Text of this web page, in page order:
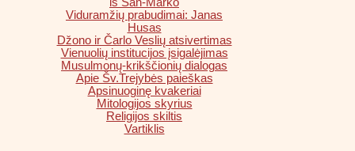
Viduramžių prabudimai: Janas
Husas
Džono ir Čarlo Veslių atsivertimas
Vienuolių institucijos įsigalėjimas
Musulmonų-krikščionių dialogas
Apie Šv.Trejybės paieškas
Apsinuoginę kvakeriai
Mitologijos skyrius
Religijos skiltis
Vartiklis